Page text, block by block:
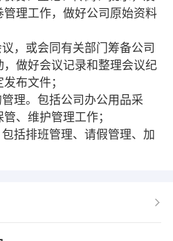
理工作，做好公司原始资料
，或会同有关部门筹备公司
做好会议记录和整理会议纪
布文件；
理。包括公司办公用品采
、维护管理工作；
括排班管理、请假管理、加